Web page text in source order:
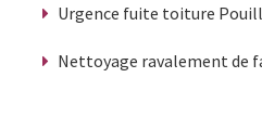
Urgence fuite toiture
Nettoyage ravalement de